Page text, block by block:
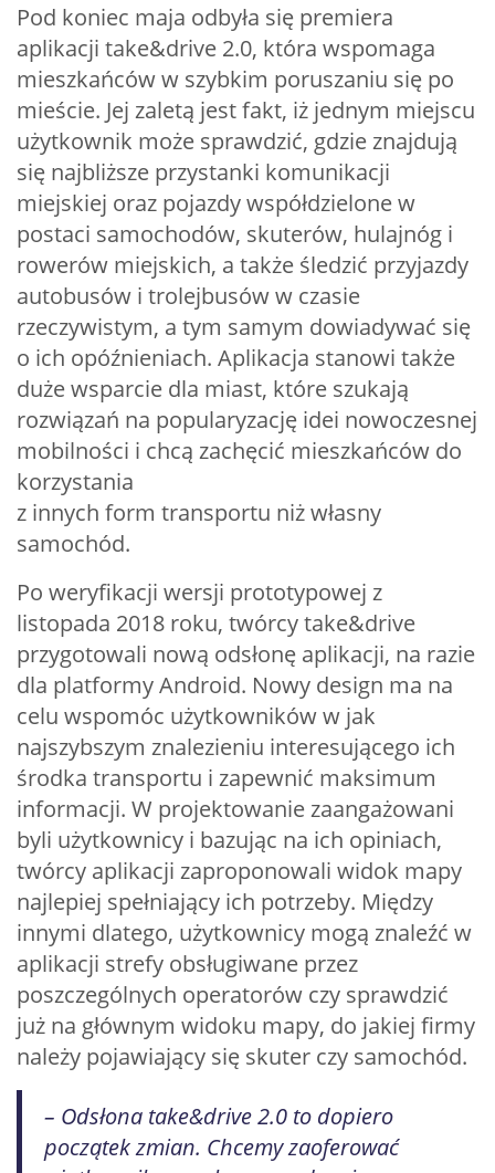
Pod koniec maja odbyła się premiera
aplikacji take&drive 2.0, która wspomaga
mieszkańców w szybkim poruszaniu się po
mieście. Jej zaletą jest fakt, iż jednym miejscu
użytkownik może sprawdzić, gdzie znajdują
się najbliższe przystanki komunikacji
miejskiej oraz pojazdy współdzielone w
postaci samochodów, skuterów, hulajnóg i
rowerów miejskich, a także śledzić przyjazdy
autobusów i trolejbusów w czasie
rzeczywistym, a tym samym dowiadywać się
o ich opóźnieniach. Aplikacja stanowi także
duże wsparcie dla miast, które szukają
rozwiązań na popularyzację idei nowoczesnej
mobilności i chcą zachęcić mieszkańców do
korzystania
z innych form transportu niż własny
samochód.
Po weryfikacji wersji prototypowej z
listopada 2018 roku, twórcy take&drive
przygotowali nową odsłonę aplikacji, na razie
dla platformy Android. Nowy design ma na
celu wspomóc użytkowników w jak
najszybszym znalezieniu interesującego ich
środka transportu i zapewnić maksimum
informacji. W projektowanie zaangażowani
byli użytkownicy i bazując na ich opiniach,
twórcy aplikacji zaproponowali widok mapy
najlepiej spełniający ich potrzeby. Między
innymi dlatego, użytkownicy mogą znaleźć w
aplikacji strefy obsługiwane przez
poszczególnych operatorów czy sprawdzić
już na głównym widoku mapy, do jakiej firmy
należy pojawiający się skuter czy samochód.
– Odsłona take&drive 2.0 to dopiero
początek zmian. Chcemy zaoferować